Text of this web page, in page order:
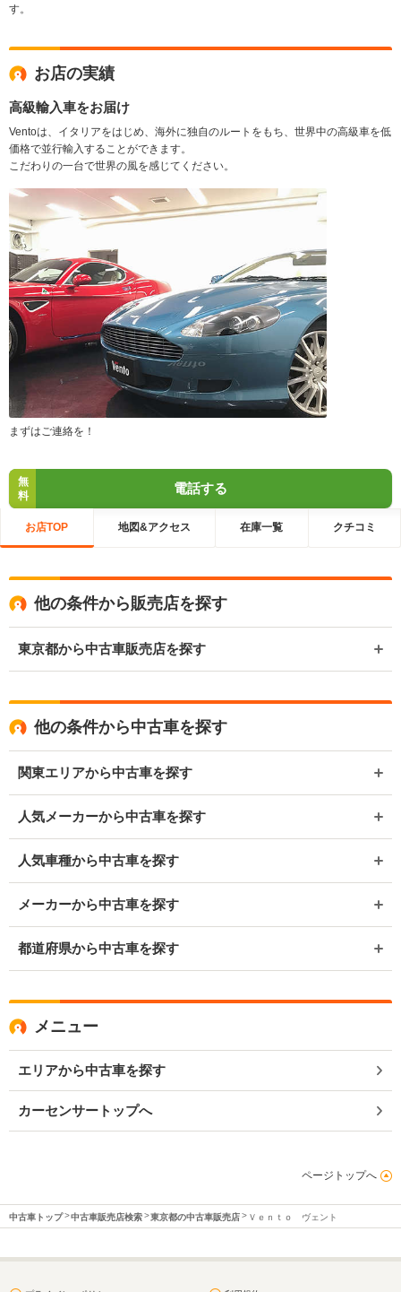
す。
お店の実績
高級輸入車をお届け
Ventoは、イタリアをはじめ、海外に独自のルートをもち、世界中の高級車を低
価格で並行輸入することができます。
こだわりの一台で世界の風を感じてください。
まずはご連絡を！
無
料
電話する
お店TOP 地図&アクセス 在庫一覧 クチコミ
他の条件から販売店を探す
東京都から中古車販売店を探す
他の条件から中古車を探す
関東エリアから中古車を探す
人気メーカーから中古車を探す
人気車種から中古車を探す
メーカーから中古車を探す
都道府県から中古車を探す
メニュー
エリアから中古車を探す
カーセンサートップへ
ページトップへ
中古車トップ 中古車販売店検索 東京都の中古車販売店 Ｖｅｎｔｏ ヴェント